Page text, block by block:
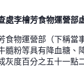
處李檜芳食物運營部
食物運營部（下稱
髓粉等具有降血糖
度百分之五十一